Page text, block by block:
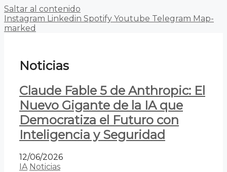
Saltar al contenido
Instagram Linkedin Spotify Youtube Telegram Map-
marked
Noticias
Claude Fable 5 de Anthropic: El
Nuevo Gigante de la IA que
Democratiza el Futuro con
Inteligencia y Seguridad
12/06/2026
IA Noticias